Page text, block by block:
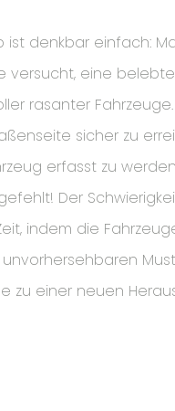
ist denkbar einfach:
versucht, eine
rasanter Fahrzeuge.
sicher zu
erfasst zu
Der
indem die
zu einer neuen